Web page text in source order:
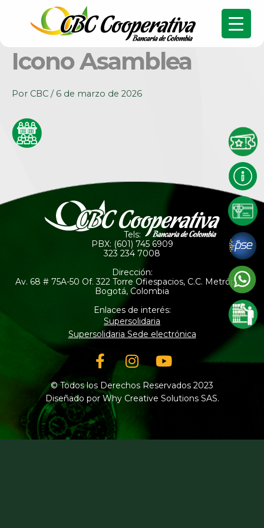
Icono Asamblea
Por CBC / 6 de marzo de 2026
Tels:
PBX: (601) 745 6909
323 234 7008
Dirección:
Av. 68 # 75A-50 Of. 322 Torre Ofiespacios, C.C. Metrópolis
Bogotá, Colombia
Enlaces de interés:
Supersolidaria
Supersolidaria Sede electrónica
Facebook-
f
Instagram
Youtube
© Todos los Derechos Reservados 2023
Diseñado por Why Creative Solutions SAS.